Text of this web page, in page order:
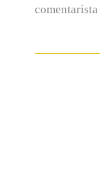
comentarista